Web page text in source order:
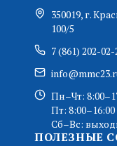
350019, г.
100/5
7 (861) 202-02-
Пн–Чт:
Пт: 8:00–16:00
Сб–Вс:
ПОЛЕЗНЫЕ